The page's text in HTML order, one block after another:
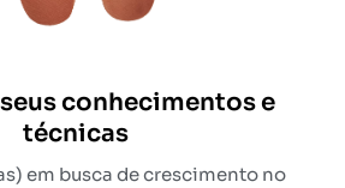
conhecimentos e
técnicas
em busca de crescimento no